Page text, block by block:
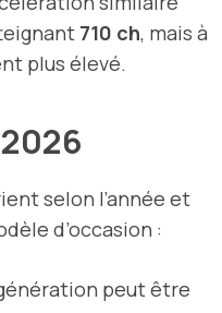
710 ch, mais à
plus élevé.
selon l’année et
d’occasion :
peut être